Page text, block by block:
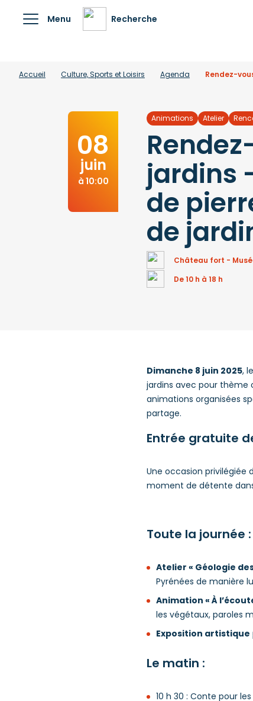
Menu Recherche
Accueil Culture, Sports et Loisirs Agenda Rendez-
08
juin
à 10:00
Animations Atelier
jardins
de
de
Château fort -
De 10 h à 18 h
Dimanche 8 juin 2025,
jardins avec pour thème
animations organisées
partage.
Entrée gratuite
Une occasion privilégiée
moment de détente
Toute la journée :
Atelier « Géologie
Pyrénées de manière
Animation « À
les végétaux, paroles
Exposition artistique
Le matin :
10 h 30 : Conte pour